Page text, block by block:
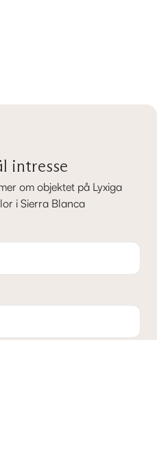
intresse
om objektet på Lyxiga
i Sierra Blanca